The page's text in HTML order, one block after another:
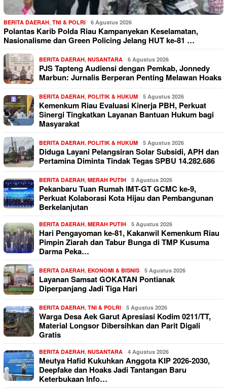
BERITA DAERAH, TNI & POLRI 6 Agustus 2026
Polantas Karib Polda Riau Kampanyekan Keselamatan,
Nasionalisme dan Green Policing Jelang HUT ke-81 …
BERITA DAERAH, NUSANTARA 6 Agustus 2026
PJS Tapteng Audiensi dengan Pemkab, Jonnedy
Marbun: Jurnalis Berperan Penting Melawan Hoaks
BERITA DAERAH, POLITIK & HUKUM 5 Agustus 2026
Kemenkum Riau Evaluasi Kinerja PBH, Perkuat
Sinergi Tingkatkan Layanan Bantuan Hukum bagi
Masyarakat
BERITA DAERAH, POLITIK & HUKUM 5 Agustus 2026
Diduga Layani Pelangsiran Solar Subsidi, APH dan
Pertamina Diminta Tindak Tegas SPBU 14.282.686
BERITA DAERAH, MERAH PUTIH 5 Agustus 2026
Pekanbaru Tuan Rumah IMT-GT GCMC ke-9,
Perkuat Kolaborasi Kota Hijau dan Pembangunan
Berkelanjutan
BERITA DAERAH, MERAH PUTIH 5 Agustus 2026
Hari Pengayoman ke-81, Kakanwil Kemenkum Riau
Pimpin Ziarah dan Tabur Bunga di TMP Kusuma
Darma Peka…
BERITA DAERAH, EKONOMI & BISNIS 5 Agustus 2026
Layanan Samsat GOKATAN Pontianak
Diperpanjang Jadi Tiga Hari
BERITA DAERAH, TNI & POLRI 5 Agustus 2026
Warga Desa Aek Garut Apresiasi Kodim 0211/TT,
Material Longsor Dibersihkan dan Parit Digali
Gratis
BERITA DAERAH, NUSANTARA 4 Agustus 2026
Meutya Hafid Kukuhkan Anggota KIP 2026-2030,
Deepfake dan Hoaks Jadi Tantangan Baru
Keterbukaan Info…